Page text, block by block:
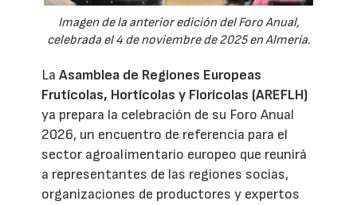
Imagen de la anterior edición del Foro Anual,
celebrada el 4 de noviembre de 2025 en Almería.
LaAsamblea de Regiones Europeas
Frutícolas, Hortícolas y Florícolas (AREFLH)
ya prepara la celebración de su Foro Anual
2026, un encuentro de referencia para el
sector agroalimentario europeo que reunirá
a representantes de las regiones socias,
organizaciones de productores y expertos